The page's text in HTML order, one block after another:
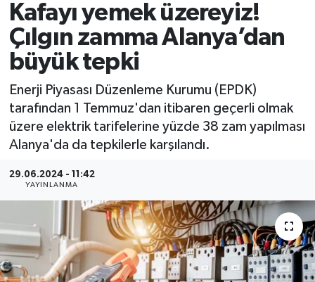
Kafayı yemek üzereyiz!
Çılgın zamma Alanya’dan
büyük tepki
Enerji Piyasası Düzenleme Kurumu (EPDK)
tarafından 1 Temmuz'dan itibaren geçerli olmak
üzere elektrik tarifelerine yüzde 38 zam yapılması
Alanya'da da tepkilerle karşılandı.
29.06.2024 - 11:42
YAYINLANMA
Spor
Turizm
Ekonomi
Gazipaşa
Tüm Manşetler
Son Dakika Haberleri
Haber Arşivi